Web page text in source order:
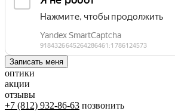
оптики
акции
отзывы
+7 (812) 932-86-63 позвонить